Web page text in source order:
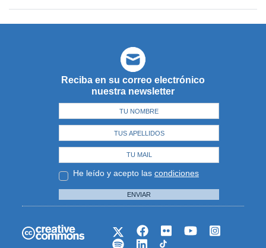
Reciba en su correo electrónico
nuestra newsletter
He leído y acepto las condiciones
ENVIAR